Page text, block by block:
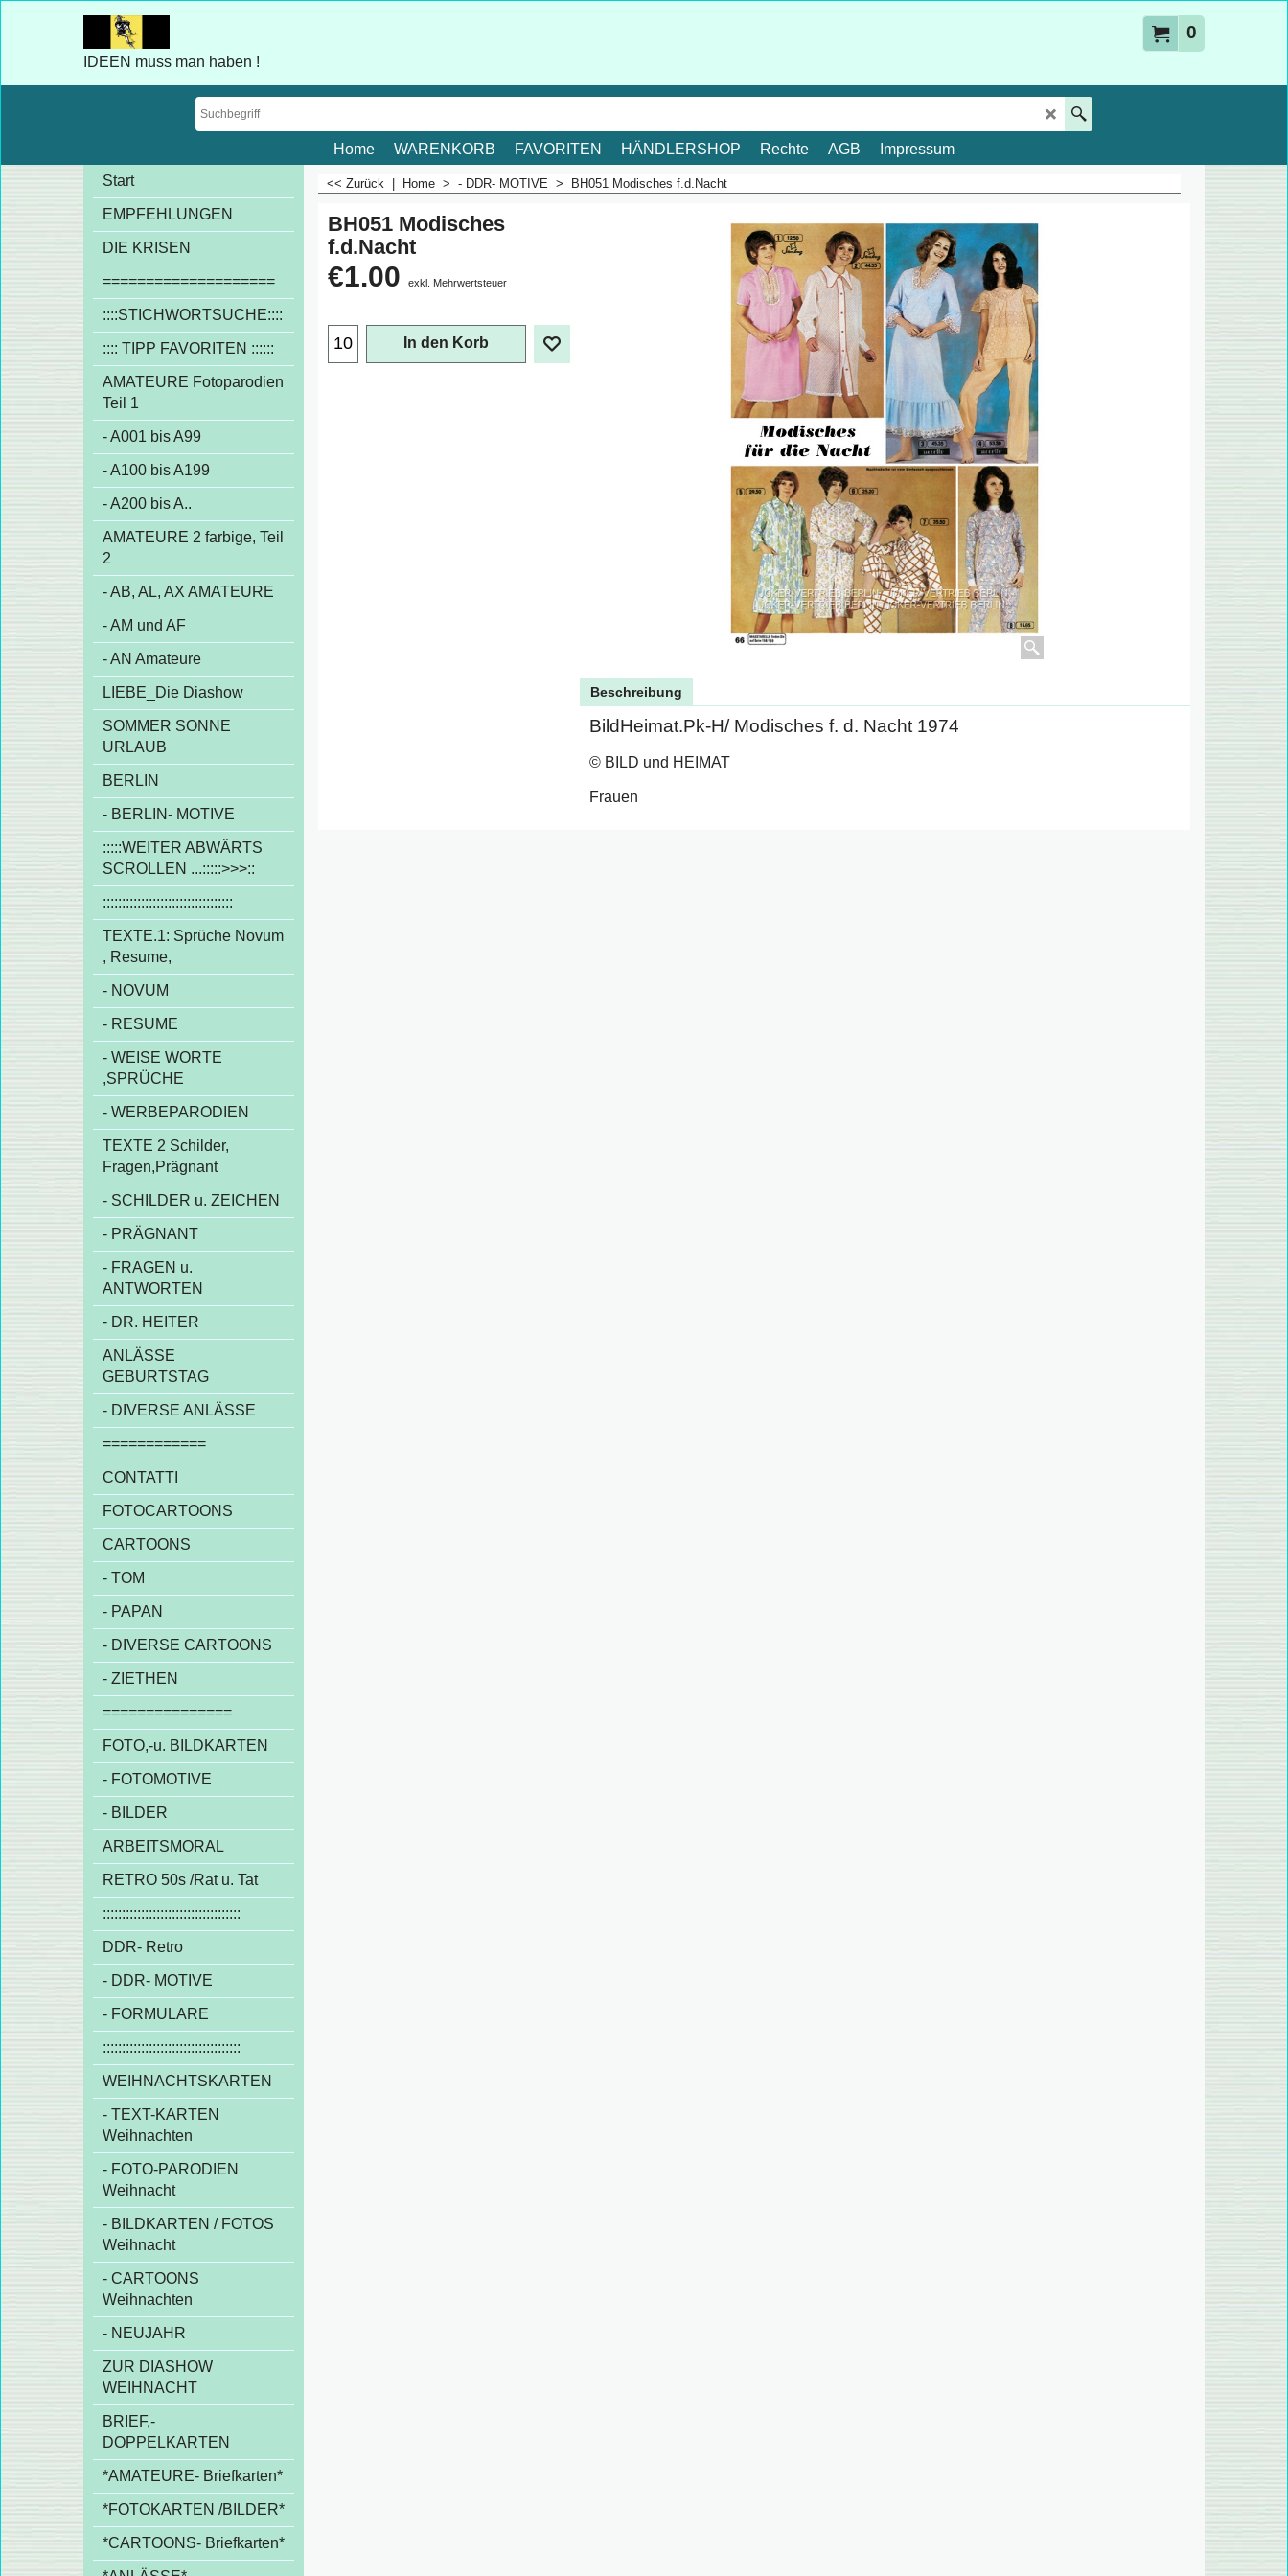
0
IDEEN muss man haben !
Home WARENKORB FAVORITEN HÄNDLERSHOP Rechte AGB
Impressum
Start
EMPFEHLUNGEN
DIE KRISEN
====================
::::STICHWORTSUCHE::::
:::: TIPP FAVORITEN ::::::
AMATEURE Fotoparodien
Teil 1
- A001 bis A99
- A100 bis A199
- A200 bis A..
AMATEURE 2 farbige, Teil
2
- AB, AL, AX AMATEURE
- AM und AF
- AN Amateure
LIEBE_Die Diashow
SOMMER SONNE
URLAUB
BERLIN
- BERLIN- MOTIVE
:::::WEITER ABWÄRTS
SCROLLEN ...:::::>>>::
::::::::::::::::::::::::::::::::::
TEXTE.1: Sprüche Novum
, Resume,
- NOVUM
- RESUME
- WEISE WORTE
,SPRÜCHE
- WERBEPARODIEN
TEXTE 2 Schilder,
Fragen,Prägnant
- SCHILDER u. ZEICHEN
- PRÄGNANT
- FRAGEN u.
ANTWORTEN
- DR. HEITER
ANLÄSSE
GEBURTSTAG
- DIVERSE ANLÄSSE
============
CONTATTI
FOTOCARTOONS
CARTOONS
- TOM
- PAPAN
- DIVERSE CARTOONS
- ZIETHEN
===============
FOTO,-u. BILDKARTEN
- FOTOMOTIVE
- BILDER
ARBEITSMORAL
RETRO 50s /Rat u. Tat
::::::::::::::::::::::::::::::::::::
DDR- Retro
- DDR- MOTIVE
- FORMULARE
::::::::::::::::::::::::::::::::::::
WEIHNACHTSKARTEN
- TEXT-KARTEN
Weihnachten
- FOTO-PARODIEN
Weihnacht
- BILDKARTEN / FOTOS
Weihnacht
- CARTOONS
Weihnachten
- NEUJAHR
ZUR DIASHOW
WEIHNACHT
BRIEF,-
DOPPELKARTEN
*AMATEURE- Briefkarten*
*FOTOKARTEN /BILDER*
*CARTOONS- Briefkarten*
<< Zurück Home > - DDR- MOTIVE > BH051 Modisches f.d.Nacht
BH051 Modisches
f.d.Nacht
€1.00 exkl. Mehrwertsteuer
In den Korb
Beschreibung
BildHeimat.Pk-H/ Modisches f. d. Nacht 1974
© BILD und HEIMAT
Frauen